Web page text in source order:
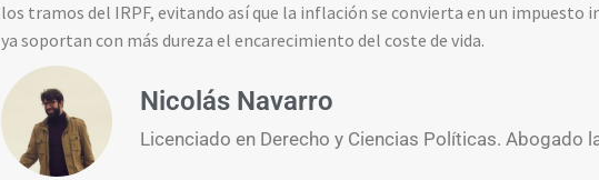
los tramos del IRPF, evitando así que la inflación se convierta en un impuesto
ya soportan con más dureza el encarecimiento del coste de vida.
Nicolás Navarro
Licenciado en Derecho y Ciencias Políticas. Abogado